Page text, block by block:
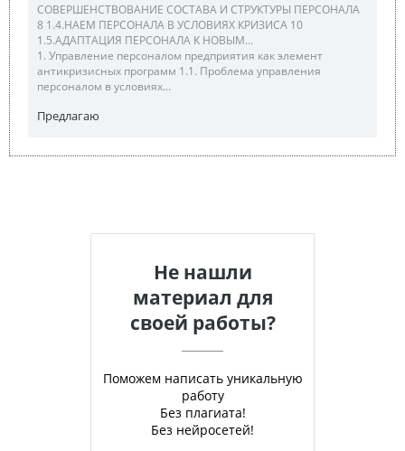
СОВЕРШЕНСТВОВАНИЕ СОСТАВА И СТРУКТУРЫ ПЕРСОНАЛА
8 1.4.НАЕМ ПЕРСОНАЛА В УСЛОВИЯХ КРИЗИСА 10
1.5.АДАПТАЦИЯ ПЕРСОНАЛА К НОВЫМ...
1. Управление персоналом предприятия как элемент
антикризисных программ 1.1. Проблема управления
персоналом в условиях...
Предлагаю
Не нашли
материал для
своей работы?
Поможем написать уникальную
работу
Без плагиата!
Без нейросетей!